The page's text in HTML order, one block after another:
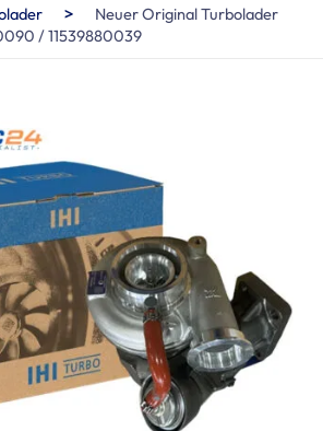
>
Neuer Original Turbolader
/ 11539880039